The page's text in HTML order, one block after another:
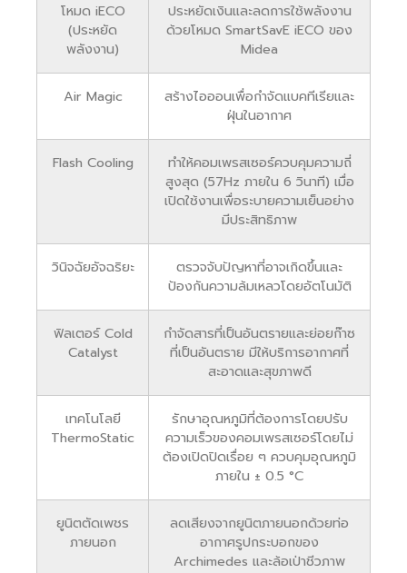
โหมด iECO
(ประหยัด
พลังงาน)
ประหยัดเงินและลดการใช้พลังงาน
ด้วยโหมด SmartSavE iECO ของ
Midea
Air Magic
สร้างไอออนเพื่อกำจัดแบคทีเรียและ
ฝุ่นในอากาศ
Flash Cooling
ทำให้คอมเพรสเซอร์ควบคุมความถี่
สูงสุด (57Hz ภายใน 6 วินาที) เมื่อ
เปิดใช้งานเพื่อระบายความเย็นอย่าง
มีประสิทธิภาพ
วินิจฉัยอัจฉริยะ
ตรวจจับปัญหาที่อาจเกิดขึ้นและ
ป้องกันความล้มเหลวโดยอัตโนมัติ
ฟิลเตอร์ Cold
Catalyst
กำจัดสารที่เป็นอันตรายและย่อยก๊าซ
ที่เป็นอันตราย มีให้บริการอากาศที่
สะอาดและสุขภาพดี
เทคโนโลยี
ThermoStatic
รักษาอุณหภูมิที่ต้องการโดยปรับ
ความเร็วของคอมเพรสเซอร์โดยไม่
ต้องเปิดปิดเรื่อย ๆ ควบคุมอุณหภูมิ
ภายใน ± 0.5 °C
ยูนิตตัดเพชร
ภายนอก
ลดเสียงจากยูนิตภายนอกด้วยท่อ
อากาศรูปกระบอกของ
Archimedes และล้อเป่าชีวภาพ